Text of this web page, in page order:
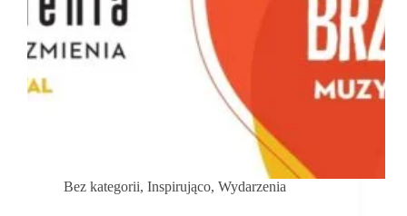
Bez kategorii, Inspirująco, Wydarzenia